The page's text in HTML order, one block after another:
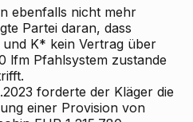
ebenfalls nicht mehr
Partei daran, dass
K* kein Vertrag über
lfm Pfahlsystem zustande
forderte der Kläger die
einer Provision von